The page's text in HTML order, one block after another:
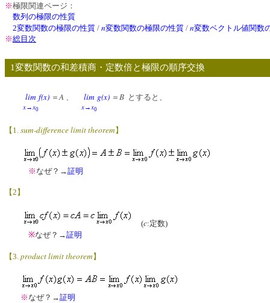
※極限関連ページ：
数列の極限の性質
2変数関数の極限の性質 / n変数関数の極限の性質 / n変数ベクトル値関数
※総目次
1変数関数の和差積商・定数倍と極限の順序交換
lim f(x) ＝ A lim g(x) ＝ B とすると、
x→ x0 x→ x0
【1. sum-difference limit theorem】
※ なぜ？→証明
【2】
(c:定数)
※なぜ？→証明
【3. product limit theorem】
※ なぜ？→証明